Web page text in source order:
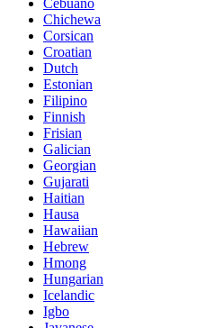
Chichewa
Corsican
Croatian
Dutch
Estonian
Filipino
Finnish
Frisian
Galician
Georgian
Gujarati
Haitian
Hausa
Hawaiian
Hebrew
Hmong
Hungarian
Icelandic
Igbo